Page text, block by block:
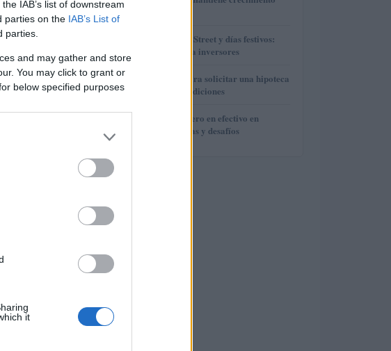
IAB’s list of downstream
parties on the IAB’s List of
parties.
and may gather and store
You may click to grant or
below specified purposes
it
ni
Si el
la
operativo
Horarios de Wall Street y días festivos:
guía práctica para inversores
4 Guía definitiva para solicitar una hipoteca
y mejorar sus condiciones
5
Evolución del dinero en efectivo en
Europa: tendencias y desafíos